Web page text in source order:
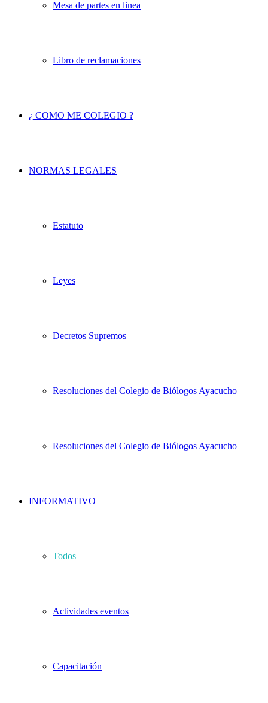
Mesa de partes en linea
Libro de reclamaciones
¿ COMO ME COLEGIO ?
NORMAS LEGALES
Estatuto
Leyes
Decretos Supremos
Resoluciones del Colegio de Biólogos Ayacucho
Resoluciones del Colegio de Biólogos Ayacucho
INFORMATIVO
Todos
Actividades eventos
Capacitación